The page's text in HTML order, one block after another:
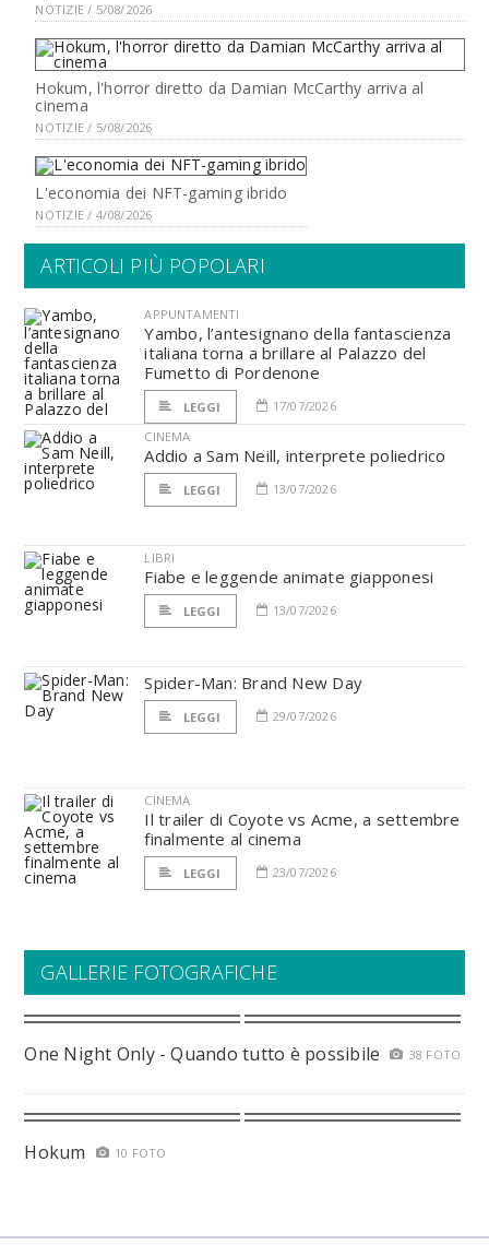
NOTIZIE / 5/08/2026
Hokum, l'horror diretto da Damian McCarthy arriva al
cinema
NOTIZIE / 5/08/2026
L'economia dei NFT-gaming ibrido
NOTIZIE / 4/08/2026
ARTICOLI PIÙ POPOLARI
APPUNTAMENTI
Yambo, l’antesignano della fantascienza
italiana torna a brillare al Palazzo del
Fumetto di Pordenone
LEGGI
17/07/2026
CINEMA
Addio a Sam Neill, interprete poliedrico
LEGGI 13/07/2026
LIBRI
Fiabe e leggende animate giapponesi
LEGGI 13/07/2026
Spider-Man: Brand New Day
LEGGI 29/07/2026
CINEMA
Il trailer di Coyote vs Acme, a settembre
finalmente al cinema
LEGGI 23/07/2026
GALLERIE FOTOGRAFICHE
One Night Only - Quando tutto è possibile 38 FOTO
Hokum 10 FOTO